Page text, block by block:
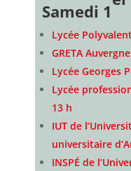
Samedi 1
Lycée
GRETA
Lycée Georges
Lycée
13 h
IUT de
universitaire
INSPÉ de